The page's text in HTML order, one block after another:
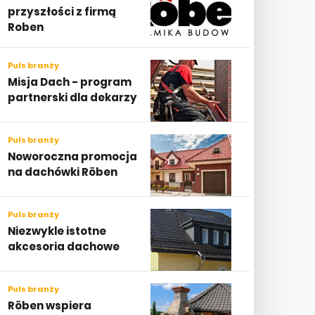
przyszłości z firmą
Roben
Puls branży
Misja Dach - program
partnerski dla dekarzy
Puls branży
Noworoczna promocja
na dachówki Röben
Puls branży
Niezwykle istotne
akcesoria dachowe
Puls branży
Röben wspiera